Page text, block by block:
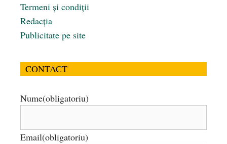
Termeni și condiții
Redacția
Publicitate pe site
CONTACT
Nume(obligatoriu)
Email(obligatoriu)